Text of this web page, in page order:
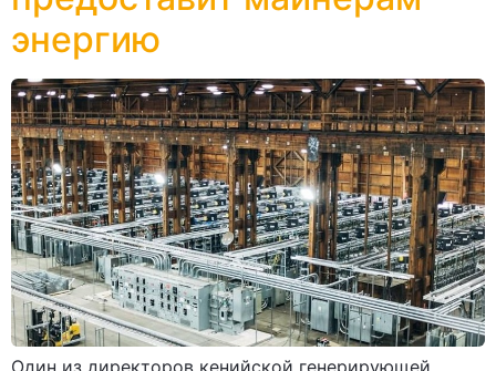
энергию
Один из директоров кенийской генерирующей